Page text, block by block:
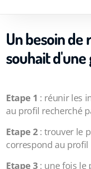
Un besoin de
souhait
Etape 1 : réunir les
au profil recherché
Etape 2: trouver le
correspond au
Etape 3: une fois le